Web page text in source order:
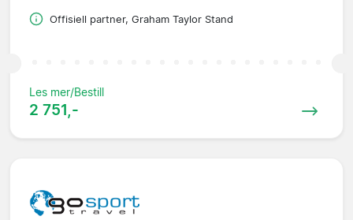
Offisiell partner, Graham Taylor Stand
Les mer/Bestill
2 751,-